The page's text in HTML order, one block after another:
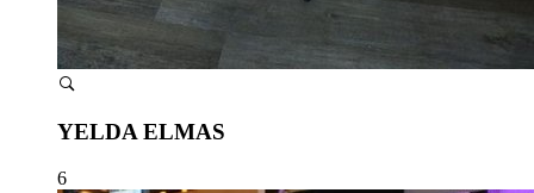
YELDA ELMAS
6